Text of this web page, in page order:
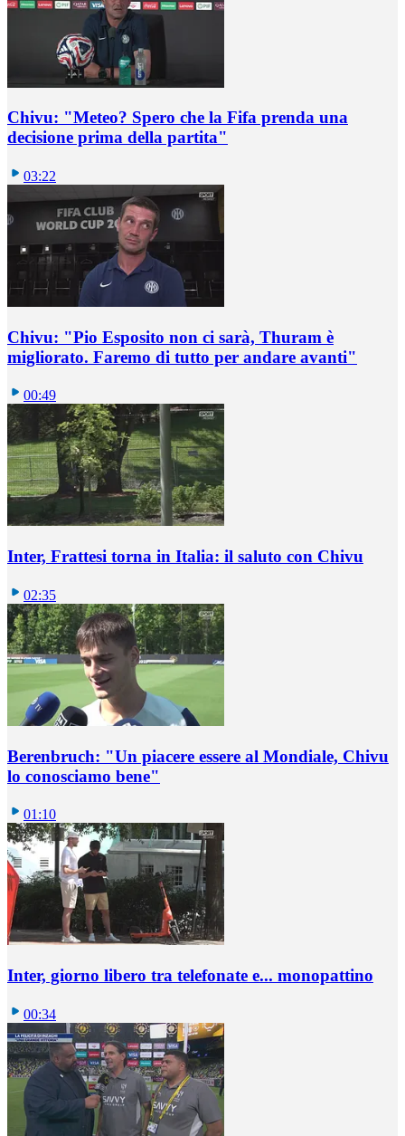
Chivu: "Meteo? Spero che la Fifa prenda una
decisione prima della partita"
03:22
Chivu: "Pio Esposito non ci sarà, Thuram è
migliorato. Faremo di tutto per andare avanti"
00:49
Inter, Frattesi torna in Italia: il saluto con Chivu
02:35
Berenbruch: "Un piacere essere al Mondiale, Chivu
lo conosciamo bene"
01:10
Inter, giorno libero tra telefonate e... monopattino
00:34